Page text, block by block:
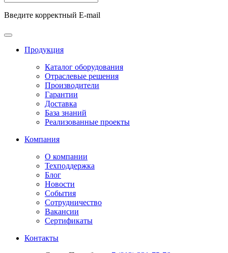
Введите корректный E-mail
Продукция
Каталог оборудования
Отраслевые решения
Производители
Гарантии
Доставка
База знаний
Реализованные проекты
Компания
О компании
Техподдержка
Блог
Новости
События
Сотрудничество
Вакансии
Сертификаты
Контакты